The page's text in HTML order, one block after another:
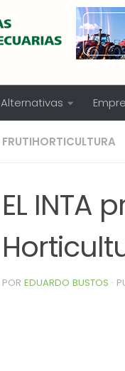
Alternativas
FRUTIHORTICULTURA
EL INTA
POR EDUARDO BUSTOS ·